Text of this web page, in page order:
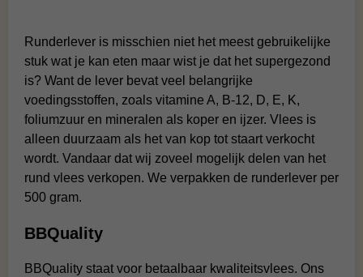
Runderlever is misschien niet het meest gebruikelijke
stuk wat je kan eten maar wist je dat het supergezond
is? Want de lever bevat veel belangrijke
voedingsstoffen, zoals vitamine A, B-12, D, E, K,
foliumzuur en mineralen als koper en ijzer. Vlees is
alleen duurzaam als het van kop tot staart verkocht
wordt. Vandaar dat wij zoveel mogelijk delen van het
rund vlees verkopen. We verpakken de runderlever per
500 gram.
BBQuality
BBQuality staat voor betaalbaar kwaliteitsvlees. Ons